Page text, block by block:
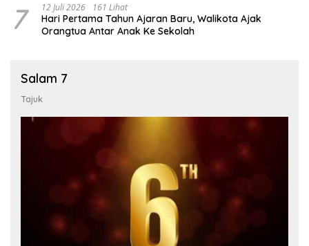
7 12 Juli 2026 161 Lihat
Hari Pertama Tahun Ajaran Baru, Walikota Ajak
Orangtua Antar Anak Ke Sekolah
Salam 7
Tajuk